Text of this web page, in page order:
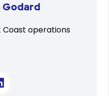
Godard
Coast operations